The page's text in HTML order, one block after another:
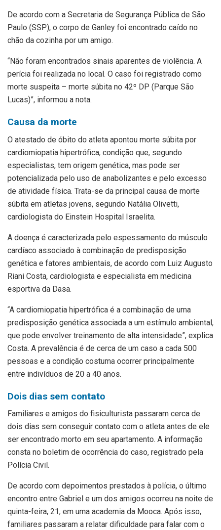
De acordo com a Secretaria de Segurança Pública de São
Paulo (SSP), o corpo de Ganley foi encontrado caído no
chão da cozinha por um amigo.
“Não foram encontrados sinais aparentes de violência. A
perícia foi realizada no local. O caso foi registrado como
morte suspeita – morte súbita no 42º DP (Parque São
Lucas)”, informou a nota.
Causa da morte
O atestado de óbito do atleta apontou morte súbita por
cardiomiopatia hipertrófica, condição que, segundo
especialistas, tem origem genética, mas pode ser
potencializada pelo uso de anabolizantes e pelo excesso
de atividade física. Trata-se da principal causa de morte
súbita em atletas jovens, segundo Natália Olivetti,
cardiologista do Einstein Hospital Israelita.
A doença é caracterizada pelo espessamento do músculo
cardíaco associado à combinação de predisposição
genética e fatores ambientais, de acordo com Luiz Augusto
Riani Costa, cardiologista e especialista em medicina
esportiva da Dasa.
“A cardiomiopatia hipertrófica é a combinação de uma
predisposição genética associada a um estímulo ambiental,
que pode envolver treinamento de alta intensidade”, explica
Costa. A prevalência é de cerca de um caso a cada 500
pessoas e a condição costuma ocorrer principalmente
entre indivíduos de 20 a 40 anos.
Dois dias sem contato
Familiares e amigos do fisiculturista passaram cerca de
dois dias sem conseguir contato com o atleta antes de ele
ser encontrado morto em seu apartamento. A informação
consta no boletim de ocorrência do caso, registrado pela
Polícia Civil.
De acordo com depoimentos prestados à polícia, o último
encontro entre Gabriel e um dos amigos ocorreu na noite de
quinta-feira, 21, em uma academia da Mooca. Após isso,
familiares passaram a relatar dificuldade para falar com o